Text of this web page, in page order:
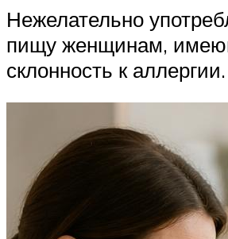
Нежелательно
пищу женщинам,
склонность к аллергии.